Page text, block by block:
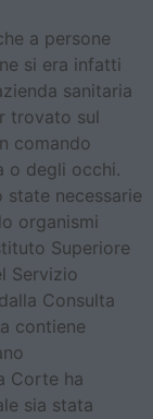
a persone
si era infatti
sanitaria
trovato sul
comando
o degli occhi.
necessarie
organismi
Superiore
Servizio
Consulta
contiene
Corte ha
sia stata